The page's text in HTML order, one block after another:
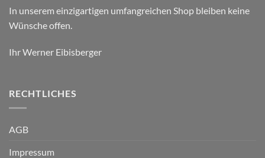
In unserem einzigartigen umfangreichen Shop bleiben keine
Wünsche offen.
Ihr Werner Eibisberger
RECHTLICHES
AGB
Impressum